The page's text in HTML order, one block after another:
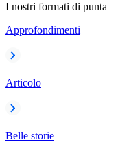
I nostri formati di punta
Approfondimenti
Articolo
Belle storie